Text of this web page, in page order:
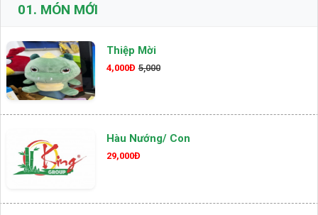
01. MÓN MỚI
Thiệp Mời
4,000Đ 5,000
Hàu Nướng/ Con
29,000Đ